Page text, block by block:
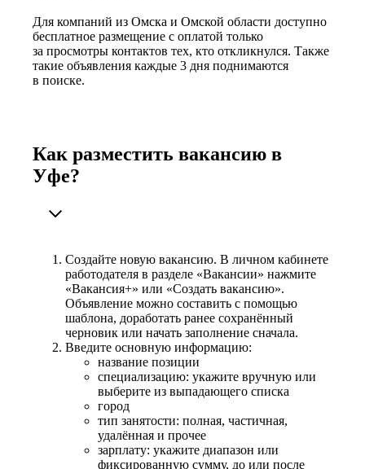
Для компаний из Омска и Омской области доступно
бесплатное размещение с оплатой только
за просмотры контактов тех, кто откликнулся. Также
такие объявления каждые 3 дня поднимаются
в поиске.
Как разместить вакансию в
Уфе?
Создайте новую вакансию. В личном кабинете
работодателя в разделе «Вакансии» нажмите
«Вакансия+» или «Создать вакансию».
Объявление можно составить с помощью
шаблона, доработать ранее сохранённый
черновик или начать заполнение сначала.
Введите основную информацию:
название позиции
специализацию: укажите вручную или
выберите из выпадающего списка
город
тип занятости: полная, частичная,
удалённая и прочее
зарплату: укажите диапазон или
фиксированную сумму, до или после